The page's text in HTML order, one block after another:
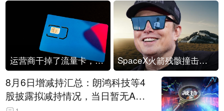
运营商干掉了流量卡，他们真的玩不起了 SpaceX火箭残骸撞击月球
8月6日增减持汇总：朗鸿科技等4
股披露拟减持情况，当日暂无A股